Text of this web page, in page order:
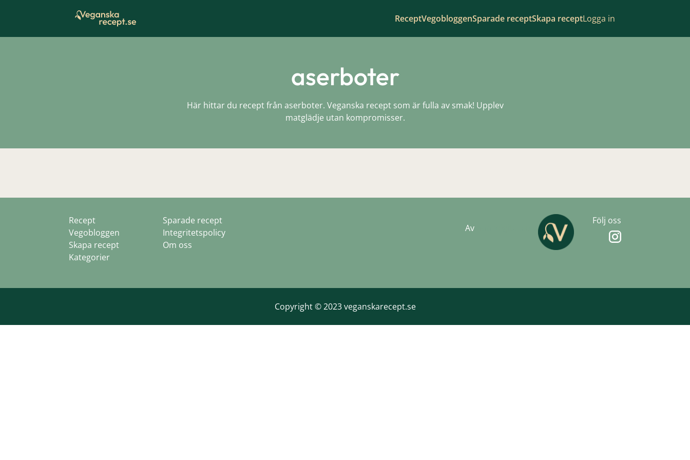
ReceptVegobloggenSparade receptSkapa receptLogga in
aserboter
Här hittar du recept från aserboter. Veganska recept som är fulla av smak! Upplev
matglädje utan kompromisser.
Recept
Vegobloggen
Skapa recept
Kategorier
Sparade recept
Integritetspolicy
Om oss
Av noordigital.com
Följ oss
Copyright © 2023 veganskarecept.se